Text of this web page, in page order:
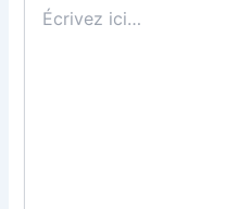
ici…